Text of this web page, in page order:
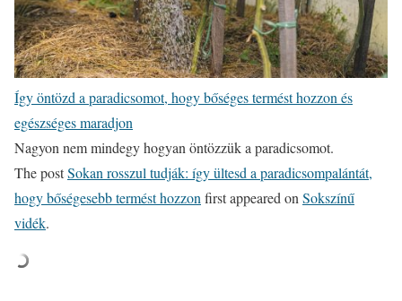
Így öntözd a paradicsomot, hogy bőséges termést hozzon és
egészséges maradjon
Nagyon nem mindegy hogyan öntözzük a paradicsomot.
The postSokan rosszul tudják: így ültesd a paradicsompalántát,
hogy bőségesebb termést hozzon first appeared on Sokszínű
vidék.